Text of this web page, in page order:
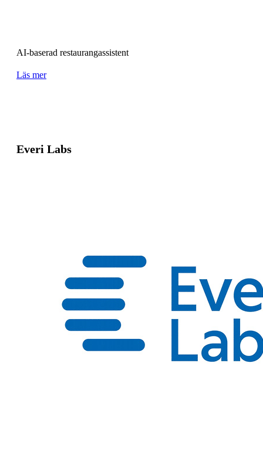
AI-baserad restaurangassistent
Läs mer
Everi Labs